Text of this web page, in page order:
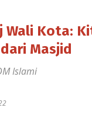
Wali Kota:
Masjid
Islami